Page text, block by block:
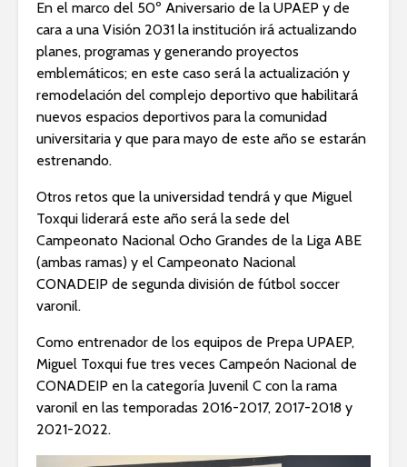
En el marco del 50º Aniversario de la UPAEP y de
cara a una Visión 2031 la institución irá actualizando
planes, programas y generando proyectos
emblemáticos; en este caso será la actualización y
remodelación del complejo deportivo que habilitará
nuevos espacios deportivos para la comunidad
universitaria y que para mayo de este año se estarán
estrenando.
Otros retos que la universidad tendrá y que Miguel
Toxqui liderará este año será la sede del
Campeonato Nacional Ocho Grandes de la Liga ABE
(ambas ramas) y el Campeonato Nacional
CONADEIP de segunda división de fútbol soccer
varonil.
Como entrenador de los equipos de Prepa UPAEP,
Miguel Toxqui fue tres veces Campeón Nacional de
CONADEIP en la categoría Juvenil C con la rama
varonil en las temporadas 2016-2017, 2017-2018 y
2021-2022.